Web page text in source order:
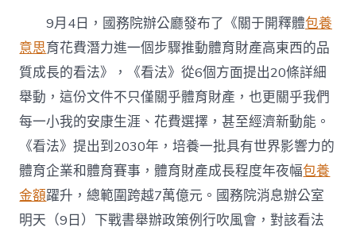
丨
目
的
超
7
萬
億
元
體
育
財
產
若
何
9月4日，國務院辦公廳發布了《關于開釋體包養
意思育花費潛力進一個步驟推動體育財產高東西的品
質成長的看法》，《看法》從6個方面提出20條詳細
舉動，這份文件不只僅關乎體育財產，也更關乎我們
每一小我的安康生涯、花費選擇，甚至經濟新動能。
《看法》提出到2030年，培養一批具有世界影響力的
體育企業和體育賽事，體育財產成長程度年夜幅包養
金額躍升，總範圍跨越7萬億元。國務院消息辦公室
明天（9日）下戰書舉辦政策例行吹風會，對該看法